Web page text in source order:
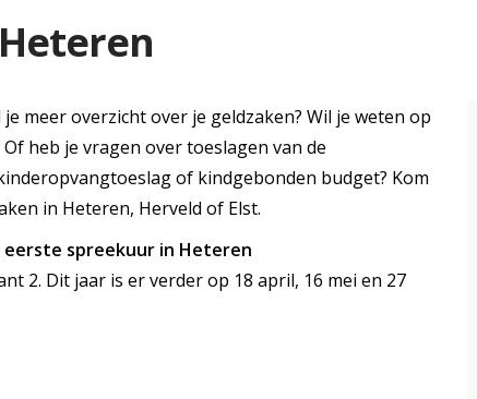
meer overzicht over je geldzaken? Wil je weten op
heb je vragen over toeslagen van de
of kindgebonden budget? Kom
in Heteren, Herveld of Elst.
eerste spreekuur in Heteren
2. Dit jaar is er verder op 18 april, 16 mei en 27